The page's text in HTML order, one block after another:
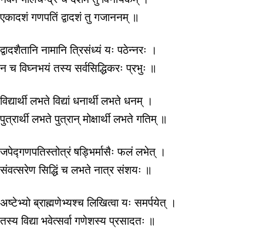
एकादशं गणपतिं द्वादशं तु गजाननम् ॥
द्वादशैतानि नामानि त्रिसंध्यं यः पठेन्नरः ।
न च विघ्नभयं तस्य सर्वसिद्धिकरः प्रभुः ॥
विद्यार्थी लभते विद्यां धनार्थी लभते धनम् ।
पुत्रार्थी लभते पुत्रान् मोक्षार्थी लभते गतिम् ॥
जपेद्गणपतिस्तोत्रं षड्भिर्मासैः फलं लभेत् ।
संवत्सरेण सिद्धिं च लभते नात्र संशयः ॥
अष्टेभ्यो ब्राह्मणेभ्यश्च लिखित्वा यः समर्पयेत् ।
तस्य विद्या भवेत्सर्वा गणेशस्य प्रसादतः ॥